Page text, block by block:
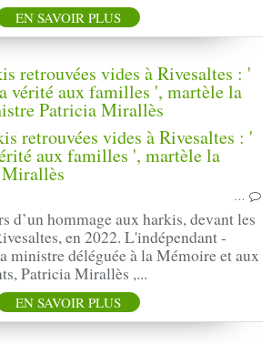
EN SAVOIR PLUS
retrouvées vides à Rivesaltes : '
vérité aux familles ', martèle la
Patricia Mirallès
…
d’un hommage aux harkis, devant les
en 2022. L'indépendant -
ministre déléguée à la Mémoire et aux
Patricia Mirallès ,...
EN SAVOIR PLUS